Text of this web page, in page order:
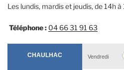
Les lundis, mardis et jeudis, de 14h à
Téléphone : 04 66 31 91 63